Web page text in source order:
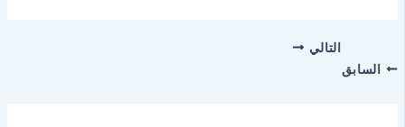
السابق
التالي